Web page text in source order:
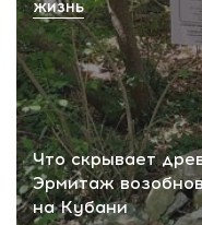
Что скрывает
Эрмитаж
на Кубани
ЖИЗНЬ